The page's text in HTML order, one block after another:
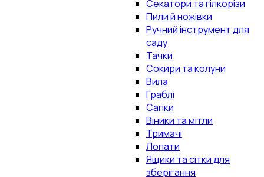
Секатори та гілкорізи
Пили й ножівки
Ручний інструмент для
саду
Тачки
Сокири та колуни
Вила
Граблі
Сапки
Віники та мітли
Тримачі
Лопати
Ящики та сітки для
зберігання